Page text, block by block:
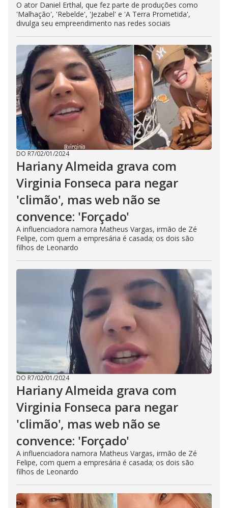
O ator Daniel Erthal, que fez parte de produções como
'Malhação', 'Rebelde', 'Jezabel' e 'A Terra Prometida',
divulga seu empreendimento nas redes sociais
DO R7/02/01/2024
Hariany Almeida grava com
Virginia Fonseca para negar
'climão', mas web não se
convence: 'Forçado'
A influenciadora namora Matheus Vargas, irmão de Zé
Felipe, com quem a empresária é casada; os dois são
filhos de Leonardo
DO R7/02/01/2024
Hariany Almeida grava com
Virginia Fonseca para negar
'climão', mas web não se
convence: 'Forçado'
A influenciadora namora Matheus Vargas, irmão de Zé
Felipe, com quem a empresária é casada; os dois são
filhos de Leonardo